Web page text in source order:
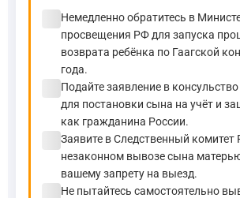
Немедленно обратитесь в
просвещения РФ для запуска
возврата ребёнка по Гаагской
года.
Подайте заявление в
для постановки сына на учёт и
как гражданина России.
Заявите в Следственный комитет
незаконном вывозе сына
вашему запрету на выезд.
Не пытайтесь самостоятельно